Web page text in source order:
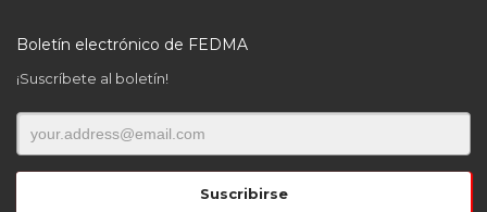
Boletín electrónico de FEDMA
¡Suscríbete al boletín!